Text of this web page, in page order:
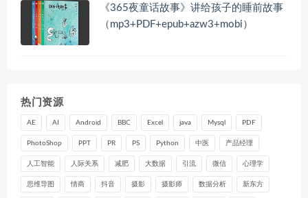
《365夜童话故事》讲给孩子的睡前故事
（mp3+PDF+epub+azw3+mobi）
热门资源
AE AI Android BBC Excel java Mysql PDF
PhotoShop PPT PR PS Python 中医 产品经理
人工智能 人际关系 减肥 大数据 引流 微信 心理学
思维导图 情商 抖音 摄影 摄影师 数据分析 新东方